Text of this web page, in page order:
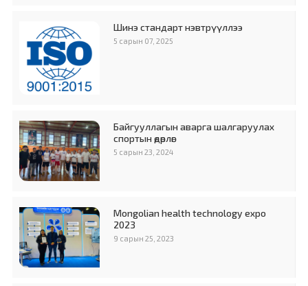
Шинэ стандарт нэвтрүүллээ
5 сарын 07, 2025
Байгууллагын аварга шалгаруулах
спортын өдөрлөг
5 сарын 23, 2024
Mongolian health technology expo
2023
9 сарын 25, 2023